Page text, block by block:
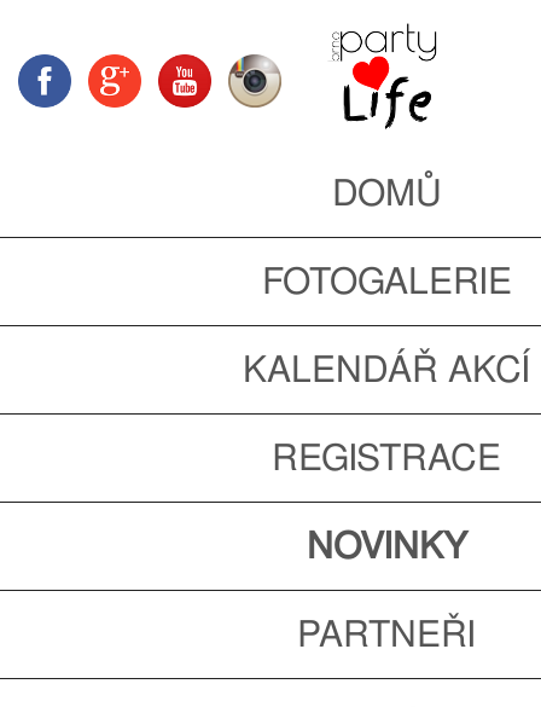
DOMŮ
FOTOGALERIE
KALENDÁŘ AKCÍ
REGISTRACE
NOVINKY
PARTNEŘI